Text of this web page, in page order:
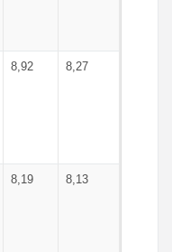
8,92 8,27
8,19 8,13